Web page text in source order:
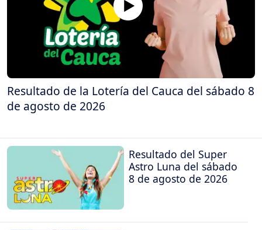
Resultado de la Lotería del Cauca del sábado 8
de agosto de 2026
Resultado del Super
Astro Luna del sábado
8 de agosto de 2026